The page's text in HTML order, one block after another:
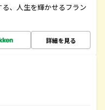
、人生を輝かせるフラン
詳細を見る